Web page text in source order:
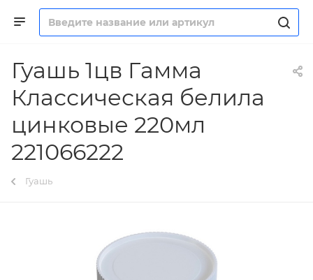
Гуашь 1цв Гамма
Классическая белила
цинковые 220мл
221066222
Гуашь